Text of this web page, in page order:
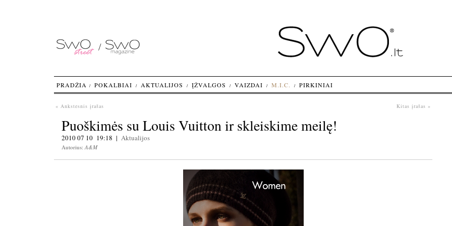
« Ankstesnis įrašas Kitas įrašas »
Puoškimės su Louis Vuitton ir skleiskime meilę!
2010 07 10 19:18 | Aktualijos
Autorius:A&M
PRADŽIA POKALBIAI AKTUALIJOS ĮŽVALGOS VAIZDAI M.I.C. PIRKINIAI